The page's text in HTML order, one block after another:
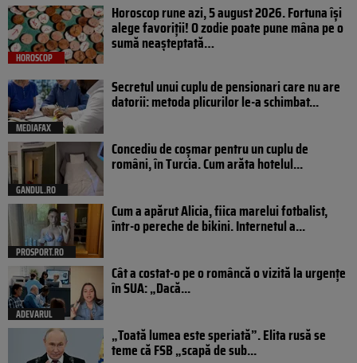
HOROSCOP
Horoscop rune azi, 5 august 2026. Fortuna își
alege favoriții! O zodie poate pune mâna pe o
sumă neașteptată…
MEDIAFAX
Secretul unui cuplu de pensionari care nu are
datorii: metoda plicurilor le-a schimbat...
GANDUL.RO
Concediu de coșmar pentru un cuplu de
români, în Turcia. Cum arăta hotelul...
PROSPORT.RO
Cum a apărut Alicia, fiica marelui fotbalist,
într-o pereche de bikini. Internetul a...
ADEVARUL
Cât a costat-o pe o româncă o vizită la urgențe
în SUA: „Dacă...
„Toată lumea este speriată”. Elita rusă se
teme că FSB „scapă de sub...